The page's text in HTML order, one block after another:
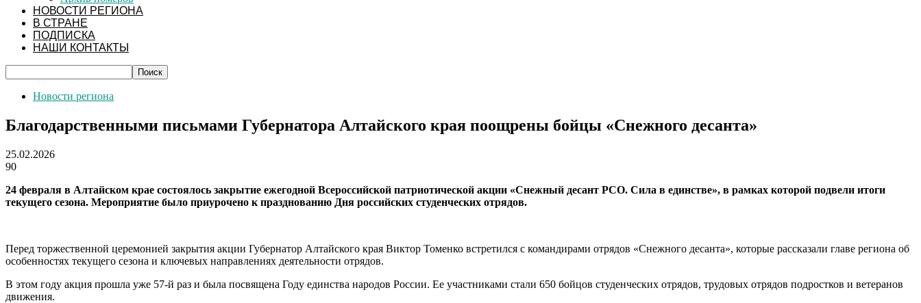
НОВОСТИ РЕГИОНА
В СТРАНЕ
ПОДПИСКА
НАШИ КОНТАКТЫ
Новости региона
Благодарственными письмами Губернатора Алтайского края поощрены бойцы «Снежного десанта»
25.02.2026
90
24 февраля в Алтайском крае состоялось закрытие ежегодной Всероссийской патриотической акции «Снежный десант РСО. Сила в единстве», в рамках которой подвели итоги
текущего сезона. Мероприятие было приурочено к празднованию Дня российских студенческих отрядов.
Перед торжественной церемонией закрытия акции Губернатор Алтайского края Виктор Томенко встретился с командирами отрядов «Снежного десанта», которые рассказали главе региона об
особенностях текущего сезона и ключевых направлениях деятельности отрядов.
В этом году акция прошла уже 57-й раз и была посвящена Году единства народов России. Ее участниками стали 650 бойцов студенческих отрядов, трудовых отрядов подростков и ветеранов
движения.